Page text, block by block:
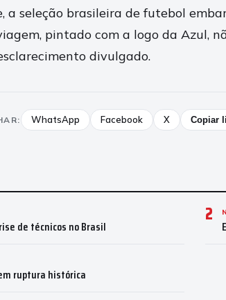
a seleção brasileira de futebol
pintado com a logo da Azul,
divulgado.
WhatsApp Facebook X Copiar
de técnicos no Brasil 2
ruptura histórica